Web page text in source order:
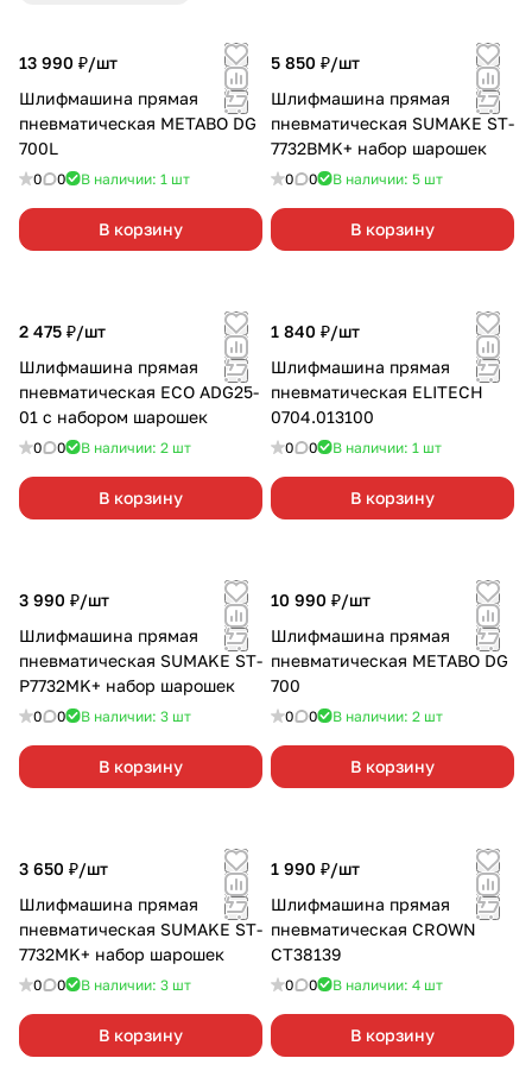
13 990 ₽/шт
Шлифмашина прямая
пневматическая METABO DG
700L
0 0 В наличии: 1 шт
В корзину
5 850 ₽/шт
Шлифмашина прямая
пневматическая SUMAKE ST-
7732BMK+ набор шарошек
0 0 В наличии: 5 шт
В корзину
2 475 ₽/шт
Шлифмашина прямая
пневматическая ECO ADG25-
01 с набором шарошек
0 0 В наличии: 2 шт
В корзину
1 840 ₽/шт
Шлифмашина прямая
пневматическая ELITECH
0704.013100
0 0 В наличии: 1 шт
В корзину
3 990 ₽/шт
Шлифмашина прямая
пневматическая SUMAKE ST-
P7732MK+ набор шарошек
0 0 В наличии: 3 шт
В корзину
10 990 ₽/шт
Шлифмашина прямая
пневматическая METABO DG
700
0 0 В наличии: 2 шт
В корзину
3 650 ₽/шт
Шлифмашина прямая
пневматическая SUMAKE ST-
7732MK+ набор шарошек
0 0 В наличии: 3 шт
В корзину
1 990 ₽/шт
Шлифмашина прямая
пневматическая CROWN
CT38139
0 0 В наличии: 4 шт
В корзину